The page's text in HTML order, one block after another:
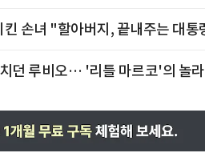
킨 손녀 "할아버지, 끝내주는 대통
던 루비오… '리틀 마르코'의 놀